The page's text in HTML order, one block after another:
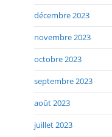
décembre 2023
novembre 2023
octobre 2023
septembre 2023
août 2023
juillet 2023